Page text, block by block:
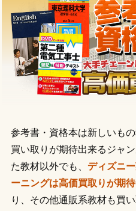
参考書・資格本は新しいも
買い取りが期待出来るジャ
た教材以外でも、 ディズニ
ーニングは高価買取りが期
り、その他通販系教材も買